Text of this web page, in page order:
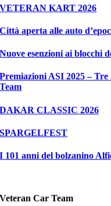
VETERAN KART 2026
Città aperta alle auto
Nuove esenzioni ai blocchi
Premiazioni ASI 2025 –
Team
DAKAR CLASSIC 2026
SPARGELFEST
I 101 anni del bolzanino
Veteran Car Team